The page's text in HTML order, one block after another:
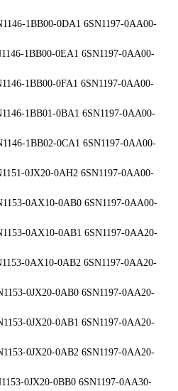
1BB00-0DA1 6SN1197-0AA00-
1BB00-0EA1 6SN1197-0AA00-
1BB00-0FA1 6SN1197-0AA00-
1BB01-0BA1 6SN1197-0AA00-
1BB02-0CA1 6SN1197-0AA00-
0JX20-0AH2 6SN1197-0AA00-
0AX10-0AB0 6SN1197-0AA00-
0AX10-0AB1 6SN1197-0AA20-
0AX10-0AB2 6SN1197-0AA20-
0JX20-0AB0 6SN1197-0AA20-
0JX20-0AB1 6SN1197-0AA20-
0JX20-0AB2 6SN1197-0AA20-
0JX20-0BB0 6SN1197-0AA30-